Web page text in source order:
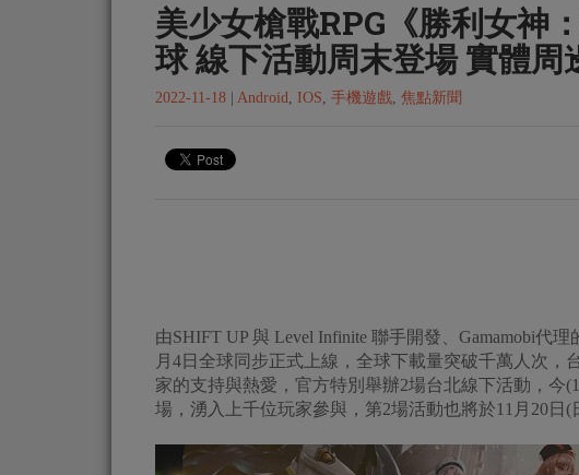
美少女槍戰RPG《勝利女神
球 線下活動周末登場 實體周
2022-11-18 Android, IOS, 手機遊戲, 焦點新聞
由SHIFT UP 與 Level Infinite 聯手開發、Gamamobi代
月4日全球同步正式上線，全球下載量突破千萬人次
家的支持與熱愛，官方特別舉辦2場台北線下活動，今
場，湧入上千位玩家參與，第2場活動也將於11月20日